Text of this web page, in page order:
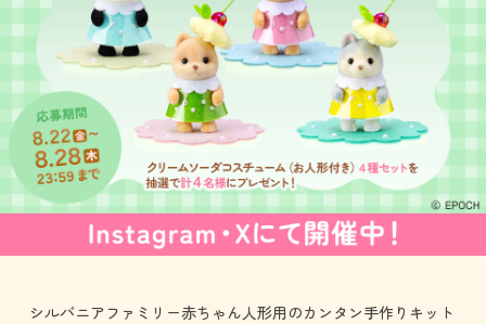
シルバニアファミリー赤ちゃん人形用のカンタン手作りキット